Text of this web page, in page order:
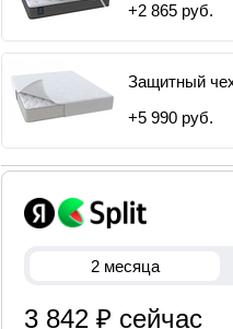
+2 865 руб.
Защитный
+5 990 руб.
2 месяца
3 842 ₽ сейчас